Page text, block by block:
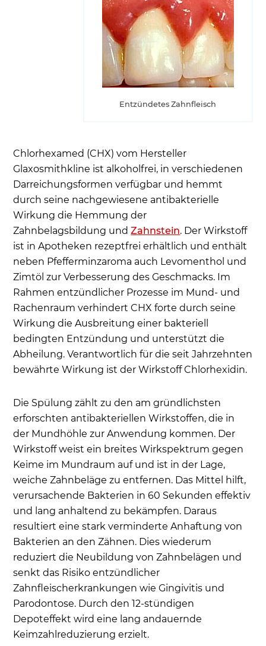
Zahnfleischentzündungen
Wie ist Chlorhexamed® FORTE alkoholfrei 0,2 %
Wirkstoff Chlorhexidinbis (D-Gluconat)
Wie lange sollte man nach der Anwendung nicht
Rücksprache mit einem Arzt – wie lange kann
der Wirkstoff verwendet werden?
Ausschließende Gründe für die Anwendung von
CHX Forte & CHX Fluid
Welches Produkt mit dem Wirkstoff ist das
richtige?
Erfahrungsberichte – Wie sind die Erfahrungen
unserer Patienten mit Chlorhexamed?
Wo ist Chlorhexidin (CHX) bei Problemen mit
dem Zahnfleisch erhältlich?
Häufige Patientenfragen
Entzündetes Zahnfleisch
Chlorhexamed (CHX) vom Hersteller
Glaxosmithkline ist alkoholfrei, in verschiedenen
Darreichungsformen verfügbar und hemmt
durch seine nachgewiesene antibakterielle
Wirkung die Hemmung der
Zahnbelagsbildung undZahnstein. Der Wirkstoff
ist in Apotheken rezeptfrei erhältlich und enthält
neben Pfefferminzaroma auch Levomenthol und
Zimtöl zur Verbesserung des Geschmacks. Im
Rahmen entzündlicher Prozesse im Mund- und
Rachenraum verhindert CHX forte durch seine
Wirkung die Ausbreitung einer bakteriell
bedingten Entzündung und unterstützt die
Abheilung. Verantwortlich für die seit Jahrzehnten
bewährte Wirkung ist der Wirkstoff Chlorhexidin.
Die Spülung zählt zu den am gründlichsten
erforschten antibakteriellen Wirkstoffen, die in
der Mundhöhle zur Anwendung kommen. Der
Wirkstoff weist ein breites Wirkspektrum gegen
Keime im Mundraum auf und ist in der Lage,
weiche Zahnbeläge zu entfernen. Das Mittel hilft,
verursachende Bakterien in 60 Sekunden effektiv
und lang anhaltend zu bekämpfen. Daraus
resultiert eine stark verminderte Anhaftung von
Bakterien an den Zähnen. Dies wiederum
reduziert die Neubildung von Zahnbelägen und
senkt das Risiko entzündlicher
Zahnfleischerkrankungen wie Gingivitis und
Parodontose. Durch den 12-stündigen
Depoteffekt wird eine lang andauernde
Keimzahlreduzierung erzielt.